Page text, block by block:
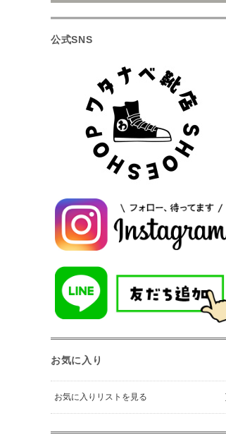
公式SNS
お気に入り
お気に入りリストを見る